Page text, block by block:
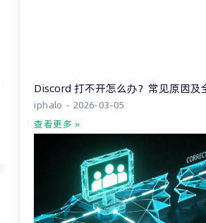
Discord 打不开怎么办？常见原因及
iphalo
2026-03-05
查看更多 »